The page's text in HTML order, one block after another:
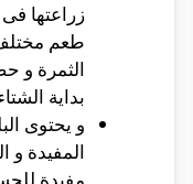
زراعتها
طعم
الثمرة و
بداية
و يحتوى
المفيدة و